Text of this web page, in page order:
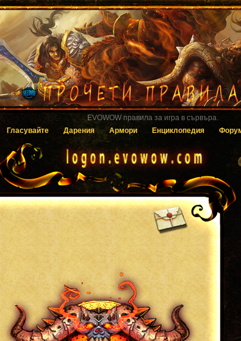
Гласувайте за EVOWOW чрез системата за
Гласувайте Дарения Армори Енциклопедия